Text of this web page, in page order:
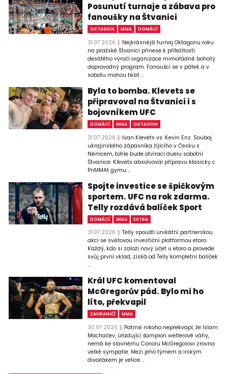
Posunutí turnaje a zábava pro
fanoušky na Štvanici
OKTAGON MMA DOMÁCÍ
31.07.2026
Nejkrásnější turnaj Oktagonu roku
na pražské Štvanici přinese k příležitosti
desátého výročí organizace mimořádně bohatý
doprovodný program. Fanoušci se v pátek a v
sobotu mohou těšit ...
Byla to bomba. Klevets se
připravoval na Štvanici i s
bojovníkem UFC
DOMÁCÍ MMA OKTAGON
31.07.2026
Ivan Klevets vs. Kevin Enz. Souboj
ukrajinského zápasníka žijícího v Česku s
Němcem, tohle bude otvírací duelu sobotní
Štvanice. Klevets absolvoval přípravu klasicky c
PriMMAt gymu ...
Spojte investice se špičkovým
sportem. UFC na rok zdarma.
Telly rozdává balíček Sport
DOMÁCÍ MMA EXTRA
31.07.2026
Telly spouští unikátní partnerskou
akci se světovou investiční platformou etoro.
Každý, kdo si založí nový účet u etoro a provede
svůj první vklad, získá od Telly kompletní balíček
...
Král UFC komentoval
McGregorův pád. Bylo mi ho
líto, překvapil
ZAHRANIČÍ MMA
30.07.2026
Patrně nikoho nepřekvapí, že Islam
Machačev, úřadující šampion welterové váhy,
nemá ke slavnému Conoru McGregorovi zrovna
velké sympatie. Mezi jeho týmem a irským
divočákem je velice ...